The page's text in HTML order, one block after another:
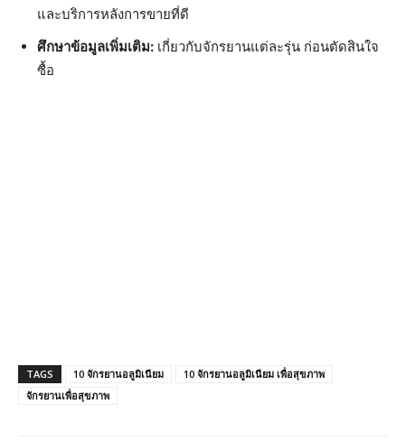
และบริการหลังการขายที่ดี
ศึกษาข้อมูลเพิ่มเติม: เกี่ยวกับจักรยานแต่ละรุ่น ก่อนตัดสินใจ
ซื้อ
TAGS 10 จักรยานอลูมิเนียม
10 จักรยานอลูมิเนียม เพื่อสุขภาพ
จักรยานเพื่อสุขภาพ